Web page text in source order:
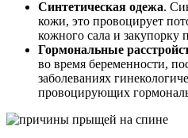
Синтетическая одежа.
кожи, это провоцирует
кожного сала и закупорку
Гормональные
во время беременности,
заболеваниях
провоцирующих